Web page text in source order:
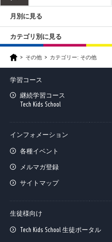
月別に見る
カテゴリ別に見る
その他 カテゴリー: その他
学習コース
継続学習コース
Tech Kids School
インフォメーション
各種イベント
メルマガ登録
サイトマップ
生徒様向け
Tech Kids School 生徒ポータル